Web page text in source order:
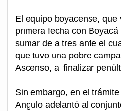
El equipo boyacense,
primera fecha con
sumar de a tres ante el
que tuvo una pobre
Ascenso, al finalizar
Sin embargo, en el
Angulo adelantó al